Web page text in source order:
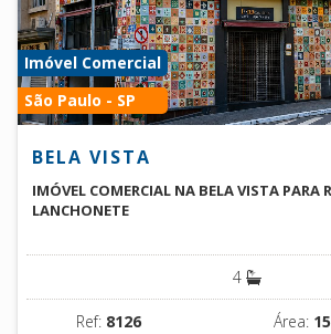
Imóvel Comercial
São Paulo - SP
BELA VISTA
IMÓVEL COMERCIAL NA BELA VISTA PARA
LANCHONETE
4
Ref: 8126 Área: